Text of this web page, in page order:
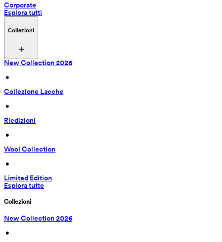
Corporate
Esplora tutti
Collezioni
New Collection 2026
•
Collezione Lacche
•
Riedizioni
•
Wool Collection
•
Limited Edition
Esplora tutte
Collezioni
New Collection 2026
•